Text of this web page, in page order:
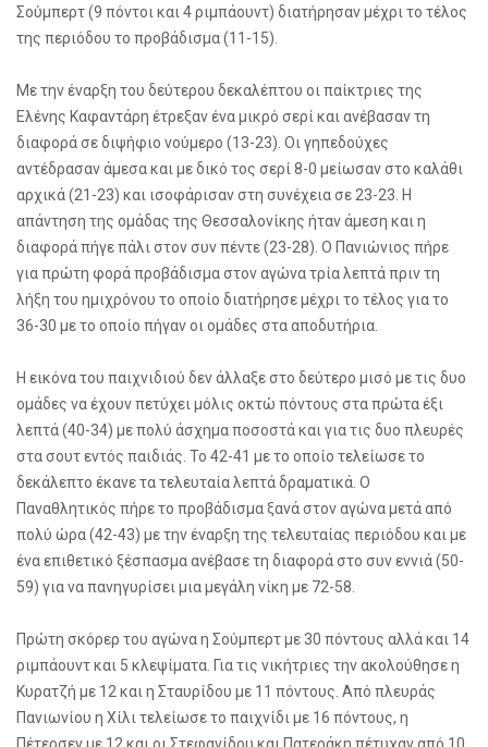
Σούμπερτ (9 πόντοι και 4 ριμπάουντ) διατήρησαν μέχρι το τέλος
της περιόδου το προβάδισμα (11-15).
Με την έναρξη του δεύτερου δεκαλέπτου οι παίκτριες της
Ελένης Καφαντάρη έτρεξαν ένα μικρό σερί και ανέβασαν τη
διαφορά σε διψήφιο νούμερο (13-23). Οι γηπεδούχες
αντέδρασαν άμεσα και με δικό τος σερί 8-0 μείωσαν στο καλάθι
αρχικά (21-23) και ισοφάρισαν στη συνέχεια σε 23-23. Η
απάντηση της ομάδας της Θεσσαλονίκης ήταν άμεση και η
διαφορά πήγε πάλι στον συν πέντε (23-28). Ο Πανιώνιος πήρε
για πρώτη φορά προβάδισμα στον αγώνα τρία λεπτά πριν τη
λήξη του ημιχρόνου το οποίο διατήρησε μέχρι το τέλος για το
36-30 με το οποίο πήγαν οι ομάδες στα αποδυτήρια.
Η εικόνα του παιχνιδιού δεν άλλαξε στο δεύτερο μισό με τις δυο
ομάδες να έχουν πετύχει μόλις οκτώ πόντους στα πρώτα έξι
λεπτά (40-34) με πολύ άσχημα ποσοστά και για τις δυο πλευρές
στα σουτ εντός παιδιάς. Το 42-41 με το οποίο τελείωσε το
δεκάλεπτο έκανε τα τελευταία λεπτά δραματικά. Ο
Παναθλητικός πήρε το προβάδισμα ξανά στον αγώνα μετά από
πολύ ώρα (42-43) με την έναρξη της τελευταίας περιόδου και με
ένα επιθετικό ξέσπασμα ανέβασε τη διαφορά στο συν εννιά (50-
59) για να πανηγυρίσει μια μεγάλη νίκη με 72-58.
Πρώτη σκόρερ του αγώνα η Σούμπερτ με 30 πόντους αλλά και 14
ριμπάουντ και 5 κλεψίματα. Για τις νικήτριες την ακολούθησε η
Κυρατζή με 12 και η Σταυρίδου με 11 πόντους. Από πλευράς
Πανιωνίου η Χίλι τελείωσε το παιχνίδι με 16 πόντους, η